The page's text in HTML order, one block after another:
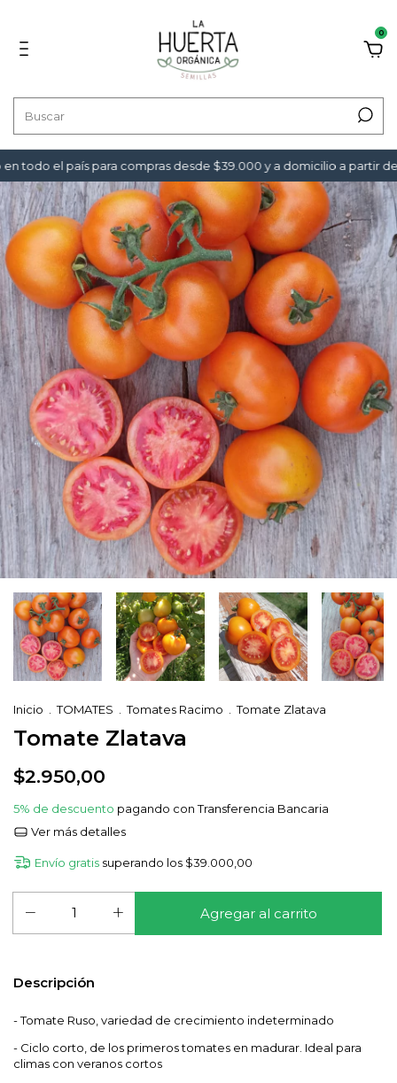
0
todo el país para compras desde $39.000 y a domicilio a partir de
Inicio TOMATES Tomates Racimo Tomate Zlatava
Tomate Zlatava
$2.950,00
5% de descuento pagando con Transferencia Bancaria
Ver más detalles
Envío gratis superando los $39.000,00
Descripción
- Tomate Ruso, variedad de crecimiento indeterminado
- Ciclo corto, de los primeros tomates en madurar. Ideal para
climas con veranos cortos